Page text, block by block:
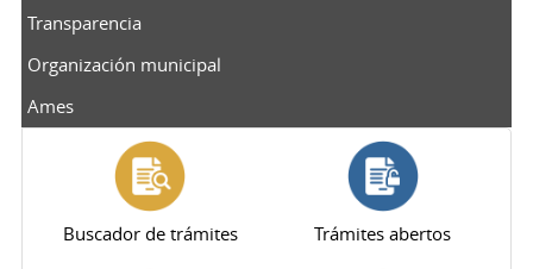
Transparencia
Organización municipal
Ames
Buscador de trámites Trámites abertos